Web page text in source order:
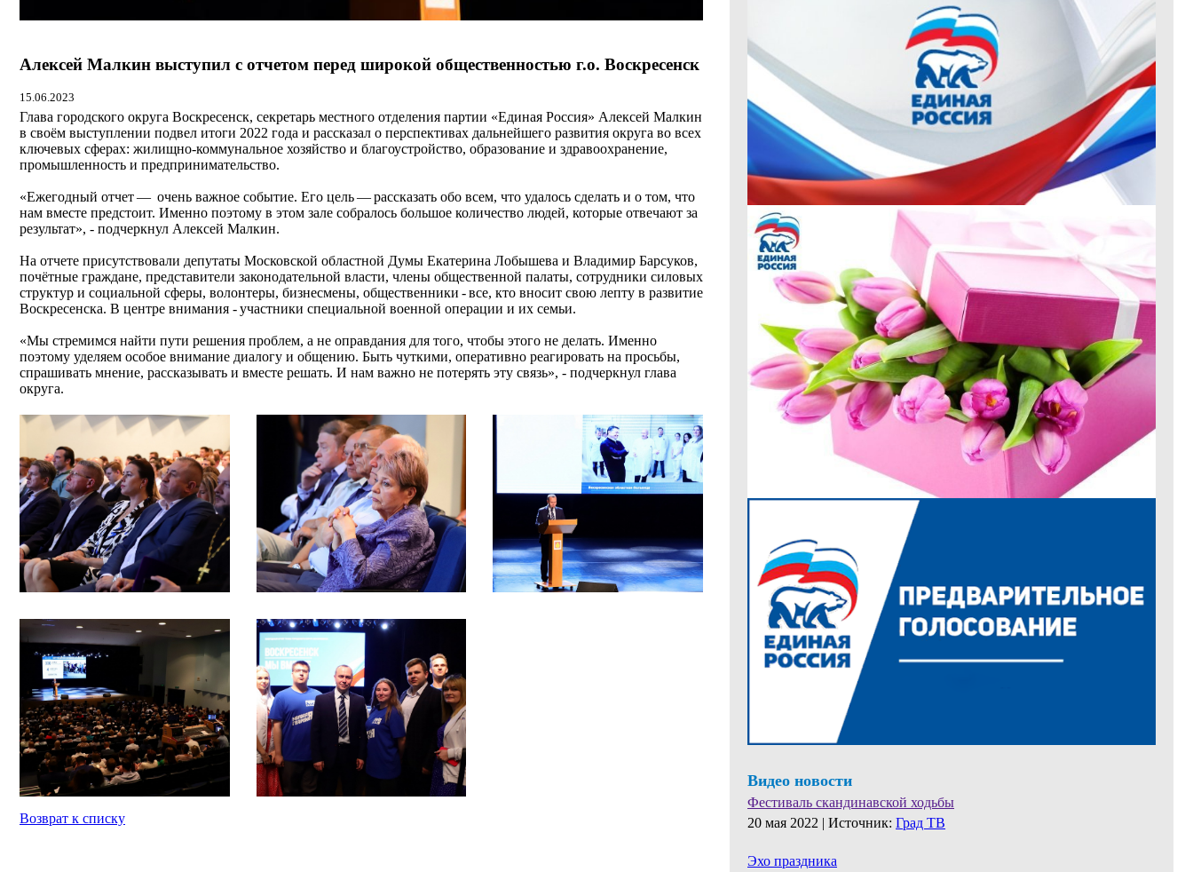
Алексей Малкин выступил с отчетом перед широкой общественностью г.о. Воскресенск
15.06.2023
Глава городского округа Воскресенск, секретарь местного отделения партии «Единая Россия» Алексей Малкин
в своём выступлении подвел итоги 2022 года и рассказал о перспективах дальнейшего развития округа во всех
ключевых сферах: жилищно-коммунальное хозяйство и благоустройство, образование и здравоохранение,
промышленность и предпринимательство.
«Ежегодный отчет — очень важное событие. Его цель — рассказать обо всем, что удалось сделать и о том, что
нам вместе предстоит. Именно поэтому в этом зале собралось большое количество людей, которые отвечают за
результат», - подчеркнул Алексей Малкин.
На отчете присутствовали депутаты Московской областной Думы Екатерина Лобышева и Владимир Барсуков,
почётные граждане, представители законодательной власти, члены общественной палаты, сотрудники силовых
структур и социальной сферы, волонтеры, бизнесмены, общественники - все, кто вносит свою лепту в развитие
Воскресенска. В центре внимания - участники специальной военной операции и их семьи.
«Мы стремимся найти пути решения проблем, а не оправдания для того, чтобы этого не делать. Именно
поэтому уделяем особое внимание диалогу и общению. Быть чуткими, оперативно реагировать на просьбы,
спрашивать мнение, рассказывать и вместе решать. И нам важно не потерять эту связь», - подчеркнул глава
округа.
Возврат к списку
Видео новости
Фестиваль скандинавской ходьбы
20 мая 2022 | Источник: Град ТВ
Эхо праздника